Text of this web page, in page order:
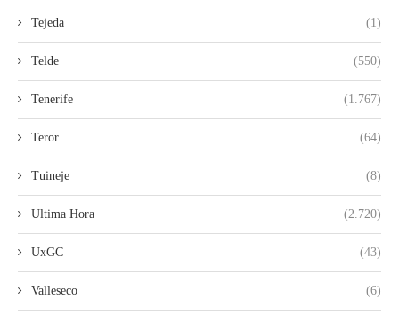
Tejeda (1)
Telde (550)
Tenerife (1.767)
Teror (64)
Tuineje (8)
Ultima Hora (2.720)
UxGC (43)
Valleseco (6)